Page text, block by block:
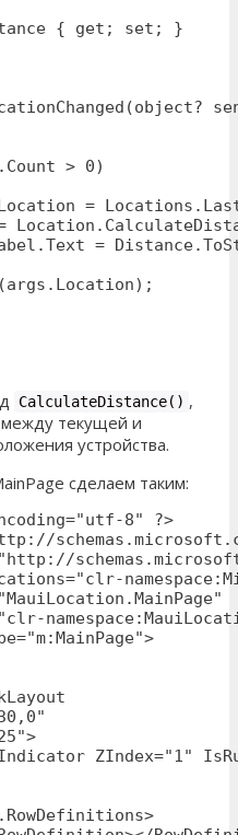
{ get; set; }
> 0)
=
=
CalculateDistance() ,
между текущей и
устройства.
сделаем таким:
8" ?>
ZIndex="1"